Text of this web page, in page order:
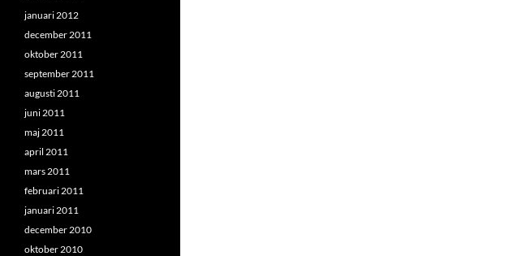
januari 2012
december 2011
oktober 2011
september 2011
augusti 2011
juni 2011
maj 2011
april 2011
mars 2011
februari 2011
januari 2011
december 2010
oktober 2010